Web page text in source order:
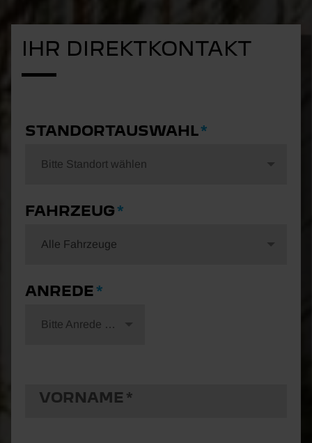
IHR DIREKTKONTAKT
STANDORTAUSWAHL
Bitte Standort wählen
FAHRZEUG
Alle Fahrzeuge
ANREDE
Bitte Anrede wählen
VORNAME